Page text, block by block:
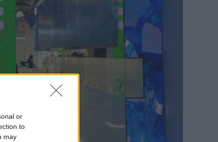
or
to
may